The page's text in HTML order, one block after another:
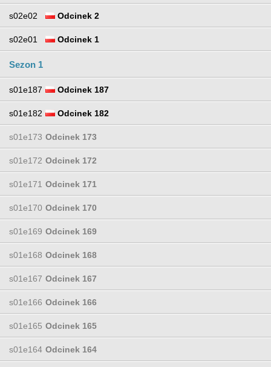
s02e02 Odcinek 2
s02e01 Odcinek 1
Sezon 1
s01e187 Odcinek 187
s01e182 Odcinek 182
s01e173 Odcinek 173
s01e172 Odcinek 172
s01e171 Odcinek 171
s01e170 Odcinek 170
s01e169 Odcinek 169
s01e168 Odcinek 168
s01e167 Odcinek 167
s01e166 Odcinek 166
s01e165 Odcinek 165
s01e164 Odcinek 164